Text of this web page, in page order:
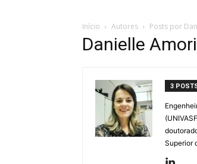
Início Autores Posts por
Danielle
3
Superior